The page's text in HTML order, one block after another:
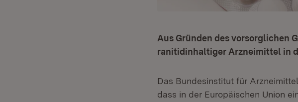
Aus Gründen des vorsorglichen
ranitidinhaltiger Arzneimittel in
Das Bundesinstitut für
dass in der Europäischen Union